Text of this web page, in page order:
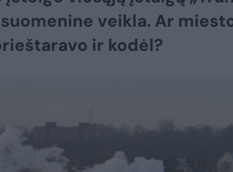
veikla. Ar
ir kodėl?